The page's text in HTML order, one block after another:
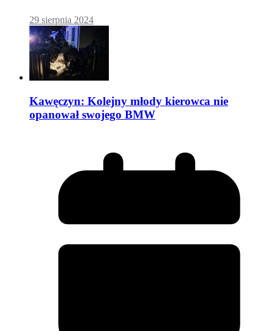
29 sierpnia 2024
Kawęczyn: Kolejny młody kierowca nie
opanował swojego BMW